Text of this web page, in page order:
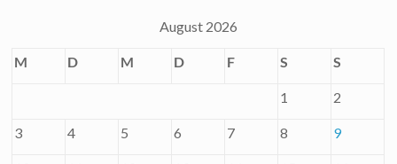
August 2026
M D M D F S S
1 2
3 4 5 6 7 8 9